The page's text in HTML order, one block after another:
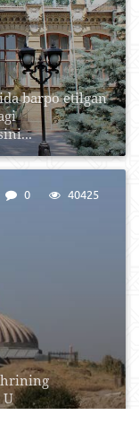
barpo etilgan
0 40425